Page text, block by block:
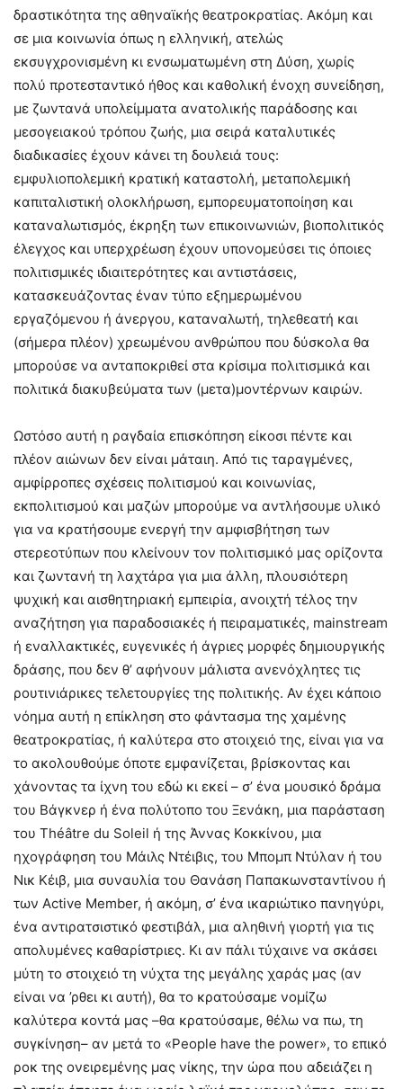
δραστικότητα της αθηναϊκής θεατροκρατίας. Ακόμη και
σε μια κοινωνία όπως η ελληνική, ατελώς
εκσυγχρονισμένη κι ενσωματωμένη στη Δύση, χωρίς
πολύ προτεσταντικό ήθος και καθολική ένοχη συνείδηση,
με ζωντανά υπολείμματα ανατολικής παράδοσης και
μεσογειακού τρόπου ζωής, μια σειρά καταλυτικές
διαδικασίες έχουν κάνει τη δουλειά τους:
εμφυλιοπολεμική κρατική καταστολή, μεταπολεμική
καπιταλιστική ολοκλήρωση, εμπορευματοποίηση και
καταναλωτισμός, έκρηξη των επικοινωνιών, βιοπολιτικός
έλεγχος και υπερχρέωση έχουν υπονομεύσει τις όποιες
πολιτισμικές ιδιαιτερότητες και αντιστάσεις,
κατασκευάζοντας έναν τύπο εξημερωμένου
εργαζόμενου ή άνεργου, καταναλωτή, τηλεθεατή και
(σήμερα πλέον) χρεωμένου ανθρώπου που δύσκολα θα
μπορούσε να ανταποκριθεί στα κρίσιμα πολιτισμικά και
πολιτικά διακυβεύματα των (μετα)μοντέρνων καιρών.
Ωστόσο αυτή η ραγδαία επισκόπηση είκοσι πέντε και
πλέον αιώνων δεν είναι μάταιη. Από τις ταραγμένες,
αμφίρροπες σχέσεις πολιτισμού και κοινωνίας,
εκπολιτισμού και μαζών μπορούμε να αντλήσουμε υλικό
για να κρατήσουμε ενεργή την αμφισβήτηση των
στερεοτύπων που κλείνουν τον πολιτισμικό μας ορίζοντα
και ζωντανή τη λαχτάρα για μια άλλη, πλουσιότερη
ψυχική και αισθητηριακή εμπειρία, ανοιχτή τέλος την
αναζήτηση για παραδοσιακές ή πειραματικές, mainstream
ή εναλλακτικές, ευγενικές ή άγριες μορφές δημιουργικής
δράσης, που δεν θ’ αφήνουν μάλιστα ανενόχλητες τις
ρουτινιάρικες τελετουργίες της πολιτικής. Αν έχει κάποιο
νόημα αυτή η επίκληση στο φάντασμα της χαμένης
θεατροκρατίας, ή καλύτερα στο στοιχειό της, είναι για να
το ακολουθούμε όποτε εμφανίζεται, βρίσκοντας και
χάνοντας τα ίχνη του εδώ κι εκεί – σ’ ένα μουσικό δράμα
του Βάγκνερ ή ένα πολύτοπο του Ξενάκη, μια παράσταση
του Théâtre du Soleil ή της Άννας Κοκκίνου, μια
ηχογράφηση του Μάιλς Ντέιβις, του Μπομπ Ντύλαν ή του
Νικ Κέιβ, μια συναυλία του Θανάση Παπακωνσταντίνου ή
των Active Member, ή ακόμη, σ’ ένα ικαριώτικο πανηγύρι,
ένα αντιρατσιστικό φεστιβάλ, μια αληθινή γιορτή για τις
απολυμένες καθαρίστριες. Κι αν πάλι τύχαινε να σκάσει
μύτη το στοιχειό τη νύχτα της μεγάλης χαράς μας (αν
είναι να ’ρθει κι αυτή), θα το κρατούσαμε νομίζω
καλύτερα κοντά μας –θα κρατούσαμε, θέλω να πω, τη
συγκίνηση– αν μετά το «People have the power», το επικό
ροκ της ονειρεμένης μας νίκης, την ώρα που αδειάζει η